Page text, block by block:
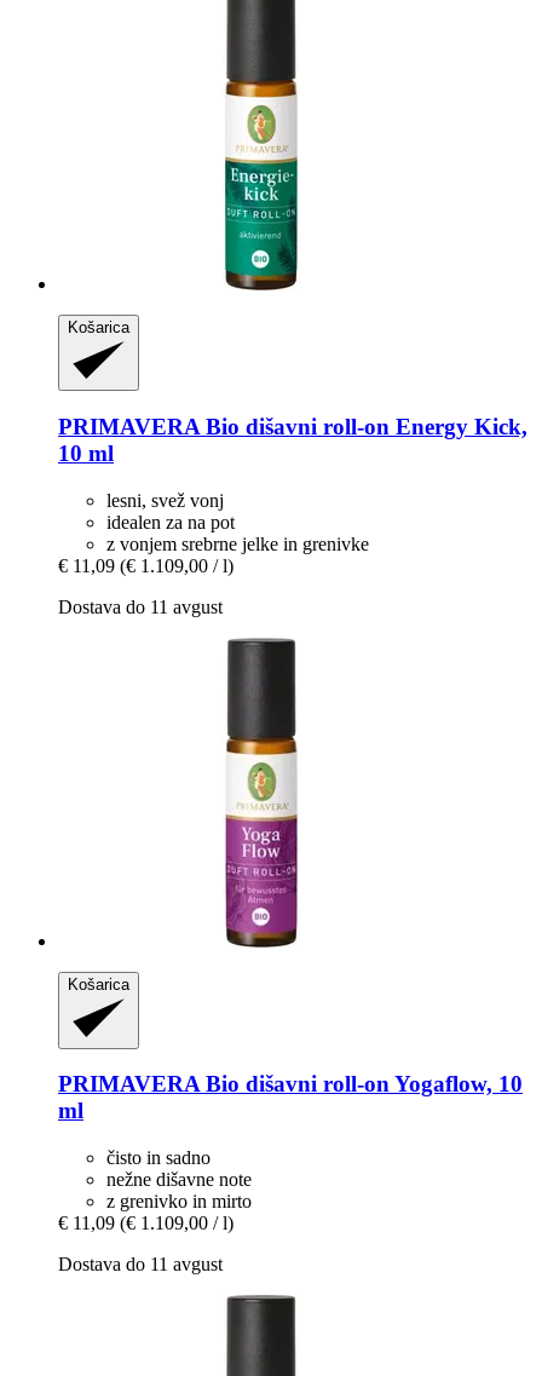
Košarica
PRIMAVERA Bio dišavni roll-​on Energy Kick,
10 ml
lesni, svež vonj
idealen za na pot
z vonjem srebrne jelke in grenivke
€ 11,09 (€ 1.109,00 / l)
Dostava do 11 avgust
Košarica
PRIMAVERABio dišavni roll-​on Yogaflow, 10
ml
čisto in sadno
nežne dišavne note
z grenivko in mirto
€ 11,09 (€ 1.109,00 / l)
Dostava do 11 avgust